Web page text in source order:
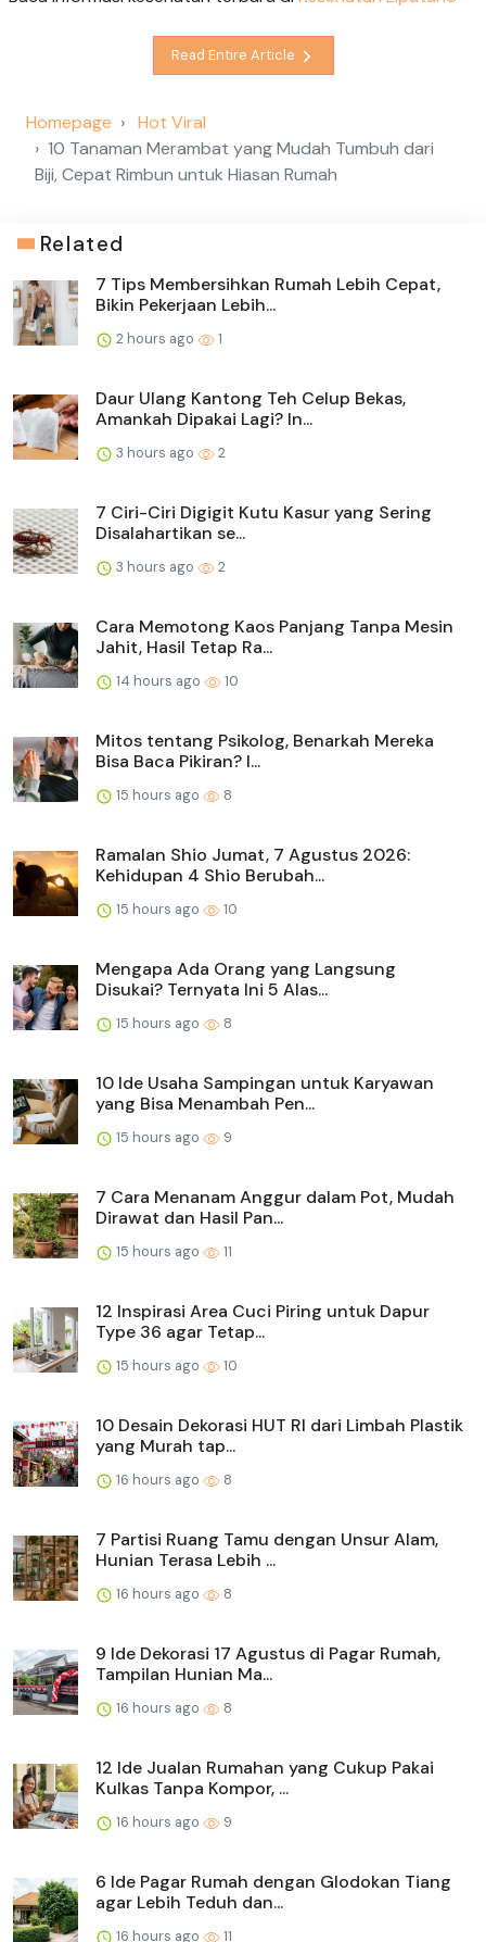
Read Entire Article
Homepage
Hot Viral
10 Tanaman Merambat yang Mudah Tumbuh dari
Biji, Cepat Rimbun untuk Hiasan Rumah
Related
7 Tips Membersihkan Rumah Lebih Cepat,
Bikin Pekerjaan Lebih...
2 hours ago 1
Daur Ulang Kantong Teh Celup Bekas,
Amankah Dipakai Lagi? In...
3 hours ago 2
7 Ciri-Ciri Digigit Kutu Kasur yang Sering
Disalahartikan se...
3 hours ago 2
Cara Memotong Kaos Panjang Tanpa Mesin
Jahit, Hasil Tetap Ra...
14 hours ago 10
Mitos tentang Psikolog, Benarkah Mereka
Bisa Baca Pikiran? I...
15 hours ago 8
Ramalan Shio Jumat, 7 Agustus 2026:
Kehidupan 4 Shio Berubah...
15 hours ago 10
Mengapa Ada Orang yang Langsung
Disukai? Ternyata Ini 5 Alas...
15 hours ago 8
10 Ide Usaha Sampingan untuk Karyawan
yang Bisa Menambah Pen...
15 hours ago 9
7 Cara Menanam Anggur dalam Pot, Mudah
Dirawat dan Hasil Pan...
15 hours ago 11
12 Inspirasi Area Cuci Piring untuk Dapur
Type 36 agar Tetap...
15 hours ago 10
10 Desain Dekorasi HUT RI dari Limbah Plastik
yang Murah tap...
16 hours ago 8
7 Partisi Ruang Tamu dengan Unsur Alam,
Hunian Terasa Lebih ...
16 hours ago 8
9 Ide Dekorasi 17 Agustus di Pagar Rumah,
Tampilan Hunian Ma...
16 hours ago 8
12 Ide Jualan Rumahan yang Cukup Pakai
Kulkas Tanpa Kompor, ...
16 hours ago 9
6 Ide Pagar Rumah dengan Glodokan Tiang
agar Lebih Teduh dan...
16 hours ago 11